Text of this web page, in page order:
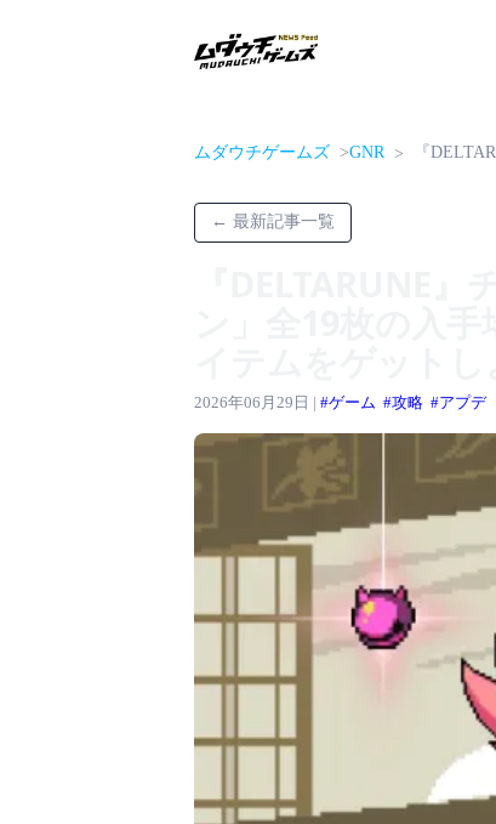
ムダウチゲームズ GNR 『
← 最新記事一覧
2026年06月29日 | #ゲーム #攻略 #アプデ